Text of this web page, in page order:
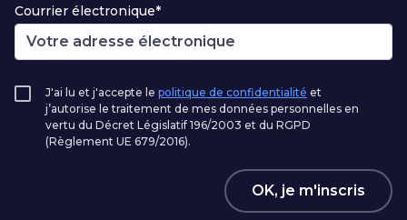
Courrier électronique*
J'ai lu et j'accepte le politique de confidentialité et
j’autorise le traitement de mes données personnelles en
vertu du Décret Législatif 196/2003 et du RGPD
(Règlement UE 679/2016).
OK, je m'inscris